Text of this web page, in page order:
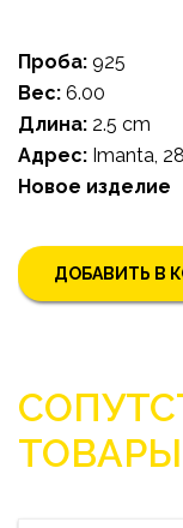
Проба: 925
Bес: 6.00
Длина: 2.5 cm
Адрес: Imanta,
Новое изделие
ДОБАВИТЬ В
ТОВАРЫ